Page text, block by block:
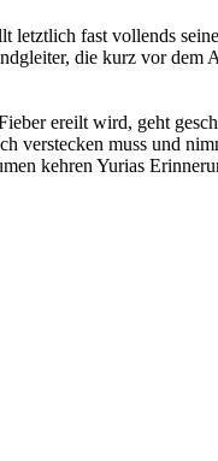
fast vollends
die kurz vor dem
ereilt wird, geht
verstecken muss und
kehren Yurias